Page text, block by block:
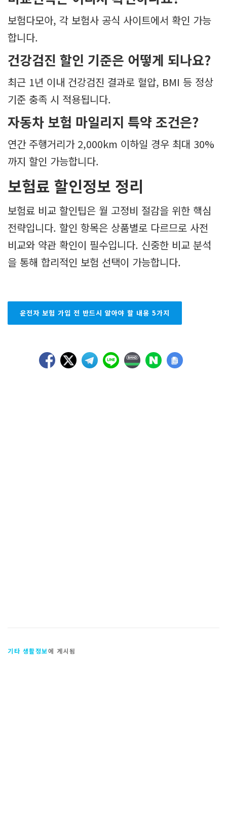
보험다모아, 각 보험사 공식 사이트에서 확인 가능
합니다.
건강검진 할인 기준은 어떻게 되나요?
최근 1년 이내 건강검진 결과로 혈압, BMI 등 정상
기준 충족 시 적용됩니다.
자동차 보험 마일리지 특약 조건은?
연간 주행거리가 2,000km 이하일 경우 최대 30%
까지 할인 가능합니다.
보험료 할인정보 정리
보험료 비교 할인팁은 월 고정비 절감을 위한 핵심
전략입니다. 할인 항목은 상품별로 다르므로 사전
비교와 약관 확인이 필수입니다. 신중한 비교 분석
을 통해 합리적인 보험 선택이 가능합니다.
운전자 보험 가입 전 반드시 알아야 할 내용 5가지
기타 생활정보에 게시됨